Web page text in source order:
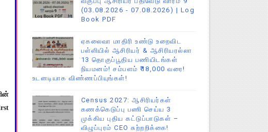
(03.08.2026 - 07.08.2026) | Log
Book PDF
ஏகலைவா மாதிரி உண்டு உறைவிட
பள்ளியில் ஆசிரியர் & ஆசிரியரல்லா
13 தொகுப்பூதிய பணியிடங்கள்
நியமனம்! சம்பளம் ₹18,000 வரை!
உடனடியாக விண்ணப்பியுங்கள்!
Census 2027: ஆசிரியர்கள்
கணக்கெடுப்பு பணி செய்ய 3
முக்கிய புதிய கட்டுப்பாடுகள் –
விழுப்புரம் CEO சுற்றறிக்கை!